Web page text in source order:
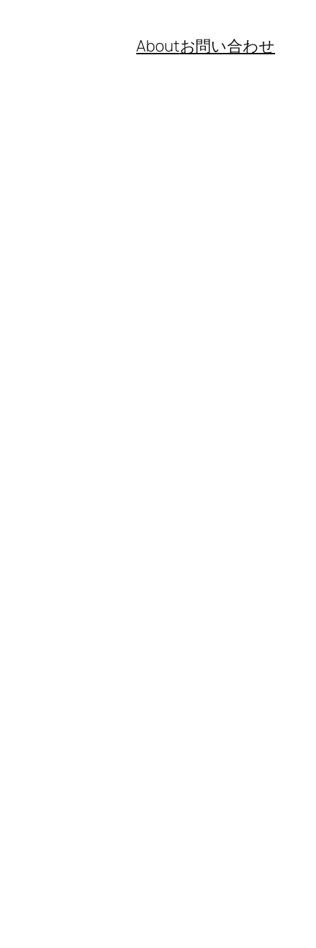
Aboutお問い合わせ